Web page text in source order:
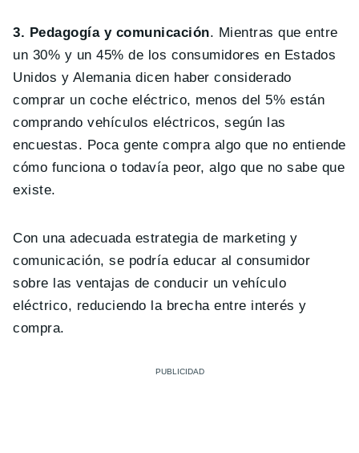
3. Pedagogía y comunicación. Mientras que entre
un 30% y un 45% de los consumidores en Estados
Unidos y Alemania dicen haber considerado
comprar un coche eléctrico, menos del 5% están
comprando vehículos eléctricos, según las
encuestas. Poca gente compra algo que no entiende
cómo funciona o todavía peor, algo que no sabe que
existe.
Con una adecuada estrategia de marketing y
comunicación, se podría educar al consumidor
sobre las ventajas de conducir un vehículo
eléctrico, reduciendo la brecha entre interés y
compra.